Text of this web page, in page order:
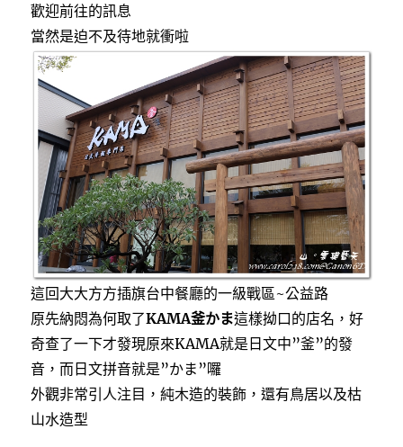
歡迎前往的訊息
當然是迫不及待地就衝啦
這回大大方方插旗台中餐廳的一級戰區~公益路
原先納悶為何取了KAMA釜かま這樣拗口的店名，好
奇查了一下才發現原來KAMA就是日文中”釜”的發
音，而日文拼音就是”かま”囉
外觀非常引人注目，純木造的裝飾，還有鳥居以及枯
山水造型